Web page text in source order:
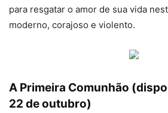
para resgatar o amor de sua vida
moderno, corajoso e violento.
A Primeira Comunhão
22 de outubro)